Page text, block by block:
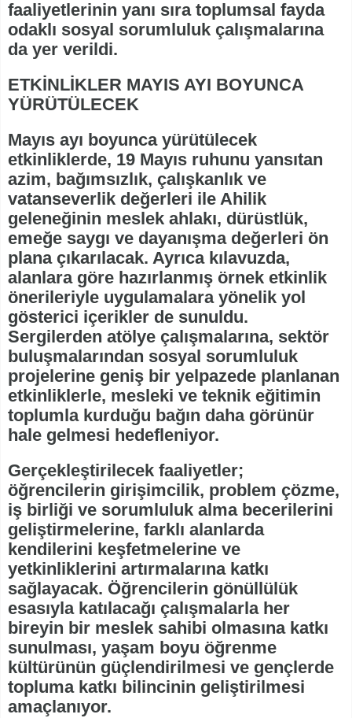
faaliyetlerinin yanı sıra toplumsal fayda
odaklı sosyal sorumluluk çalışmalarına
da yer verildi.
ETKİNLİKLER MAYIS AYI BOYUNCA
YÜRÜTÜLECEK
Mayıs ayı boyunca yürütülecek
etkinliklerde, 19 Mayıs ruhunu yansıtan
azim, bağımsızlık, çalışkanlık ve
vatanseverlik değerleri ile Ahilik
geleneğinin meslek ahlakı, dürüstlük,
emeğe saygı ve dayanışma değerleri ön
plana çıkarılacak. Ayrıca kılavuzda,
alanlara göre hazırlanmış örnek etkinlik
önerileriyle uygulamalara yönelik yol
gösterici içerikler de sunuldu.
Sergilerden atölye çalışmalarına, sektör
buluşmalarından sosyal sorumluluk
projelerine geniş bir yelpazede planlanan
etkinliklerle, mesleki ve teknik eğitimin
toplumla kurduğu bağın daha görünür
hale gelmesi hedefleniyor.
Gerçekleştirilecek faaliyetler;
öğrencilerin girişimcilik, problem çözme,
iş birliği ve sorumluluk alma becerilerini
geliştirmelerine, farklı alanlarda
kendilerini keşfetmelerine ve
yetkinliklerini artırmalarına katkı
sağlayacak. Öğrencilerin gönüllülük
esasıyla katılacağı çalışmalarla her
bireyin bir meslek sahibi olmasına katkı
sunulması, yaşam boyu öğrenme
kültürünün güçlendirilmesi ve gençlerde
topluma katkı bilincinin geliştirilmesi
amaçlanıyor.